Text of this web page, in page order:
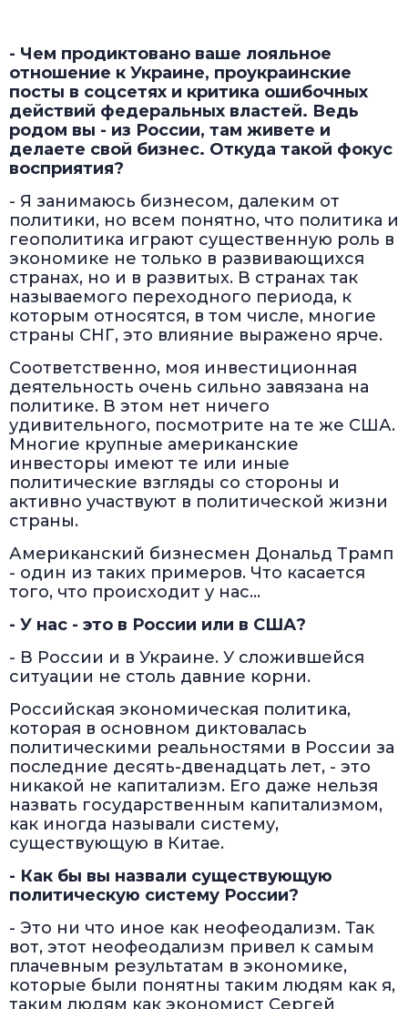
- Чем продиктовано ваше лояльное
отношение к Украине, проукраинские
посты в соцсетях и критика ошибочных
действий федеральных властей. Ведь
родом вы - из России, там живете и
делаете свой бизнес. Откуда такой фокус
восприятия?
- Я занимаюсь бизнесом, далеким от
политики, но всем понятно, что политика и
геополитика играют существенную роль в
экономике не только в развивающихся
странах, но и в развитых. В странах так
называемого переходного периода, к
которым относятся, в том числе, многие
страны СНГ, это влияние выражено ярче.
Соответственно, моя инвестиционная
деятельность очень сильно завязана на
политике. В этом нет ничего
удивительного, посмотрите на те же США.
Многие крупные американские
инвесторы имеют те или иные
политические взгляды со стороны и
активно участвуют в политической жизни
страны.
Американский бизнесмен Дональд Трамп
- один из таких примеров. Что касается
того, что происходит у нас…
- У нас - это в России или в США?
- В России и в Украине. У сложившейся
ситуации не столь давние корни.
Российская экономическая политика,
которая в основном диктовалась
политическими реальностями в России за
последние десять-двенадцать лет, - это
никакой не капитализм. Его даже нельзя
назвать государственным капитализмом,
как иногда называли систему,
существующую в Китае.
- Как бы вы назвали существующую
политическую систему России?
- Это ни что иное как неофеодализм. Так
вот, этот неофеодализм привел к самым
плачевным результатам в экономике,
которые были понятны таким людям как я,
таким людям как экономист Сергей